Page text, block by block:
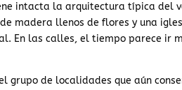
intacta la arquitectura típica del
madera llenos de flores y una
En las calles, el tiempo parece ir
grupo de localidades que aún